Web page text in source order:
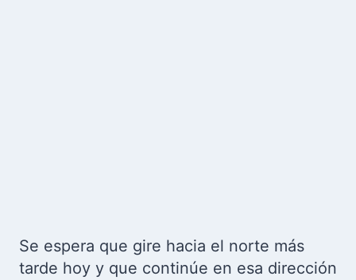
Se espera que gire hacia el norte más
tarde hoy y que continúe en esa dirección